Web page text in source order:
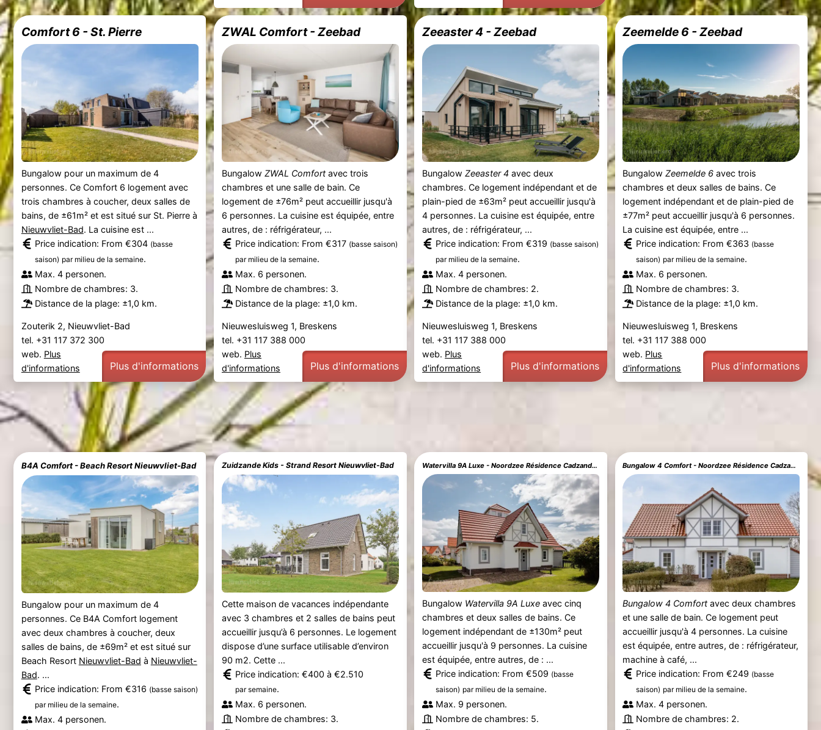
Comfort 6 - St. Pierre
Bungalow pour un maximum de 4
personnes. Ce Comfort 6 logement avec
trois chambres à coucher, deux salles de
bains, de ±61m² et est situé sur St. Pierre à
Nieuwvliet-Bad. La cuisine est ...
Price indication: From €304 (basse
saison) par milieu de la semaine.
Max. 4 personen.
Nombre de chambres: 3.
Distance de la plage: ±1,0 km.
Zouterik 2, Nieuwvliet-Bad
tel. +31 117 372 300
web. Plus
d'informations
Plus d'informations
ZWAL Comfort - Zeebad
Bungalow ZWAL Comfortavec trois
chambres et une salle de bain. Ce
logement de ±76m² peut accueillir jusqu'à
6 personnes. La cuisine est équipée, entre
autres, de : réfrigérateur, ...
Price indication: From €317 (basse saison)
par milieu de la semaine.
Max. 6 personen.
Nombre de chambres: 3.
Distance de la plage: ±1,0 km.
Nieuwesluisweg 1, Breskens
tel. +31 117 388 000
web. Plus
d'informations
Plus d'informations
Zeeaster 4 - Zeebad
BungalowZeeaster 4 avec deux
chambres. Ce logement indépendant et de
plain-pied de ±63m² peut accueillir jusqu'à
4 personnes. La cuisine est équipée, entre
autres, de : réfrigérateur, ...
Price indication: From €319 (basse saison)
par milieu de la semaine.
Max. 4 personen.
Nombre de chambres: 2.
Distance de la plage: ±1,0 km.
Nieuwesluisweg 1, Breskens
tel. +31 117 388 000
web. Plus
d'informations
Plus d'informations
Zeemelde 6 - Zeebad
BungalowZeemelde 6 avec trois
chambres et deux salles de bains. Ce
logement indépendant et de plain-pied de
±77m² peut accueillir jusqu'à 6 personnes.
La cuisine est équipée, entre ...
Price indication: From €363 (basse
saison) par milieu de la semaine.
Max. 6 personen.
Nombre de chambres: 3.
Distance de la plage: ±1,0 km.
Nieuwesluisweg 1, Breskens
tel. +31 117 388 000
web. Plus
d'informations
Plus d'informations
B4A Comfort - Beach Resort Nieuwvliet-Bad
Bungalow pour un maximum de 4
personnes. Ce B4A Comfort logement
avec deux chambres à coucher, deux
salles de bains, de ±69m² et est situé sur
Beach Resort Nieuwvliet-Bad à Nieuwvliet-
Bad. ...
Price indication: From €316 (basse saison)
par milieu de la semaine.
Max. 4 personen.
Zuidzande Kids - Strand Resort Nieuwvliet-Bad
Cette maison de vacances indépendante
avec 3 chambres et 2 salles de bains peut
accueillir jusqu’à 6 personnes. Le logement
dispose d’une surface utilisable d’environ
90 m2. Cette ...
Price indication: €400 à €2.510
par semaine.
Max. 6 personen.
Nombre de chambres: 3.
Watervilla 9A Luxe - Noordzee Résidence Cadzand-Bad
Bungalow Watervilla 9A Luxe avec cinq
chambres et deux salles de bains. Ce
logement indépendant de ±130m² peut
accueillir jusqu'à 9 personnes. La cuisine
est équipée, entre autres, de : ...
Price indication: From €509 (basse
saison) par milieu de la semaine.
Max. 9 personen.
Nombre de chambres: 5.
Bungalow 4 Comfort - Noordzee Résidence Cadzand-Bad
Bungalow 4 Comfort avec deux chambres
et une salle de bain. Ce logement peut
accueillir jusqu'à 4 personnes. La cuisine
est équipée, entre autres, de : réfrigérateur,
machine à café, ...
Price indication: From €249 (basse
saison) par milieu de la semaine.
Max. 4 personen.
Nombre de chambres: 2.